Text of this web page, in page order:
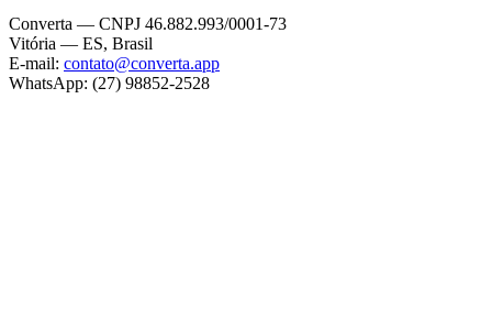
Converta — CNPJ 46.882.993/0001-73
Vitória — ES, Brasil
E-mail: contato@converta.app
WhatsApp: (27) 98852-2528